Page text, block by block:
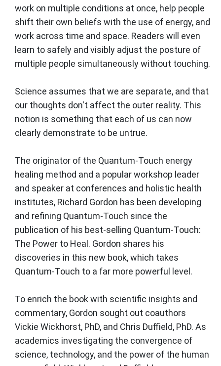
work on multiple conditions at once, help people
shift their own beliefs with the use of energy, and
work across time and space. Readers will even
learn to safely and visibly adjust the posture of
multiple people simultaneously without touching.
Science assumes that we are separate, and that
our thoughts don't affect the outer reality. This
notion is something that each of us can now
clearly demonstrate to be untrue.
The originator of the Quantum-Touch energy
healing method and a popular workshop leader
and speaker at conferences and holistic health
institutes, Richard Gordon has been developing
and refining Quantum-Touch since the
publication of his best-selling Quantum-Touch:
The Power to Heal. Gordon shares his
discoveries in this new book, which takes
Quantum-Touch to a far more powerful level.
To enrich the book with scientific insights and
commentary, Gordon sought out coauthors
Vickie Wickhorst, PhD, and Chris Duffield, PhD. As
academics investigating the convergence of
science, technology, and the power of the human